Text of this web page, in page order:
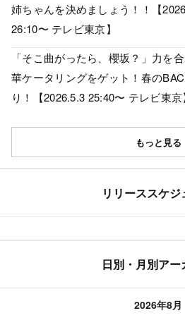
姉ちゃんを決めましょう！！【
26:10〜 テレビ東京】
「そこ曲がったら、櫻坂？」力を
華ケータリングをゲット！春の
り！【2026.5.3 25:40〜 テレビ東京
もっと見る
リリーススケジ
日別・月別アー
2026年8月